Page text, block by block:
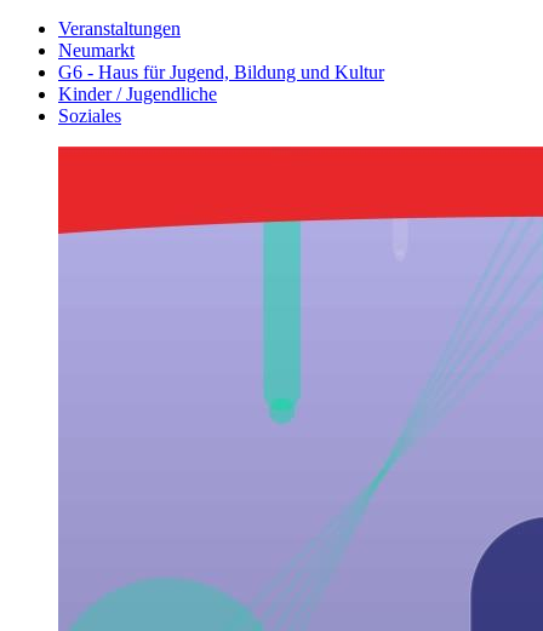
Veranstaltungen
Neumarkt
G6 - Haus für Jugend, Bildung und Kultur
Kinder / Jugendliche
Soziales